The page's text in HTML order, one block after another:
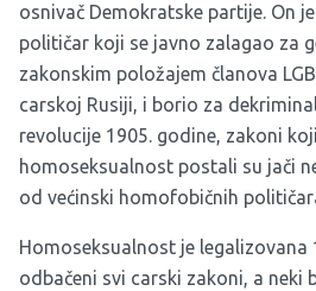
osnivač Demokratske partije. On
političar koji se javno zalagao za
zakonskim položajem članova
carskoj Rusiji, i borio za
revolucije 1905. godine, zakoni
homoseksualnost postali su jači
od većinski homofobičnih
Homoseksualnost je legalizovana
odbačeni svi carski zakoni, a neki